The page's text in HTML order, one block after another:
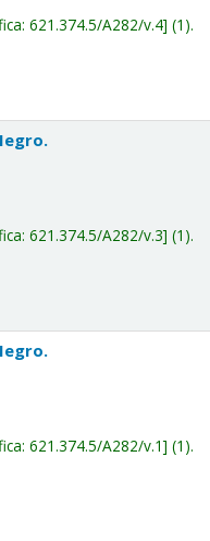
621.374.5/A282/v.4 (1).
621.374.5/A282/v.3 (1).
621.374.5/A282/v.1 (1).